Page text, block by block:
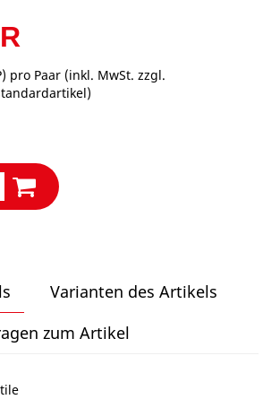
) pro Paar (inkl. MwSt. zzgl.
)
Varianten des Artikels
zum Artikel